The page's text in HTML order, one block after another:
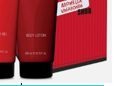
profumi
PROMO